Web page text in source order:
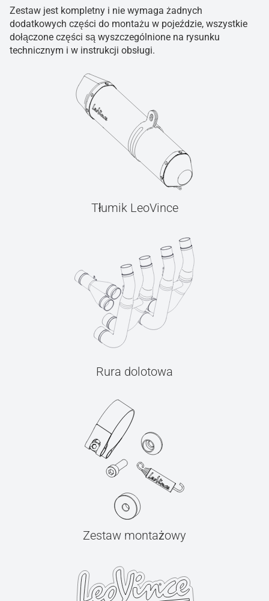
Zestaw jest kompletny i nie wymaga żadnych
dodatkowych części do montażu w pojeździe, wszystkie
dołączone części są wyszczególnione na rysunku
technicznym i w instrukcji obsługi.
Tłumik LeoVince
Rura dolotowa
Zestaw montażowy